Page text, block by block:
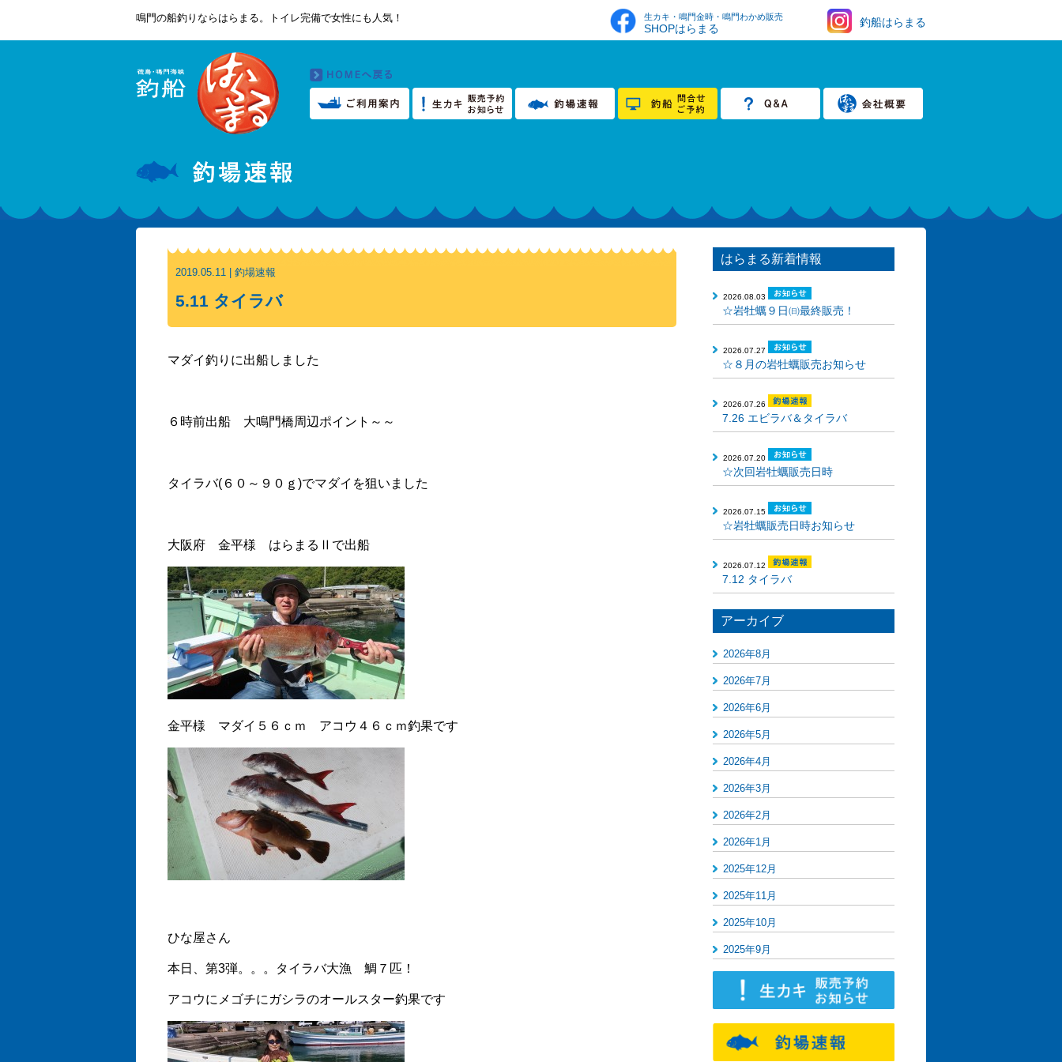
鳴門の船釣りならはらまる。トイレ完備で女性にも人気！ 生カキ・鳴門金時・鳴門わかめ販売
SHOPはらまる 釣船はらまる
2019.05.11 | 釣場速報
5.11 タイラバ
マダイ釣りに出船しました
６時前出船 大鳴門橋周辺ポイント～～
タイラバ(６０～９０ｇ)でマダイを狙いました
大阪府 金平様 はらまるⅡで出船
金平様 マダイ５６ｃｍ アコウ４６ｃｍ釣果です
ひな屋さん
本日、第3弾。。。タイラバ大漁 鯛７匹！
アコウにメゴチにガシラのオールスター釣果です
はらまる新着情報
2026.08.03
☆岩牡蠣９日㈰最終販売！
2026.07.27
☆８月の岩牡蠣販売お知らせ
2026.07.26
7.26 エビラバ＆タイラバ
2026.07.20
☆次回岩牡蠣販売日時
2026.07.15
☆岩牡蠣販売日時お知らせ
2026.07.12
7.12 タイラバ
アーカイブ
2026年8月
2026年7月
2026年6月
2026年5月
2026年4月
2026年3月
2026年2月
2026年1月
2025年12月
2025年11月
2025年10月
2025年9月